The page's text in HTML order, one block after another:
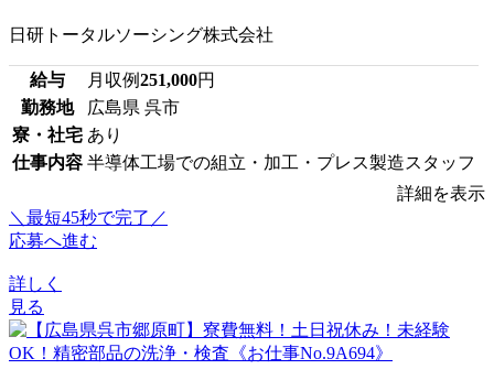
日研トータルソーシング株式会社
給与 月収例251,000円
勤務地
広島県 呉市
寮・社宅 あり
仕事内容 半導体工場での組立・加工・プレス製造スタッフ
詳細を表示
＼最短45秒で完了／
応募へ進む
詳しく
見る